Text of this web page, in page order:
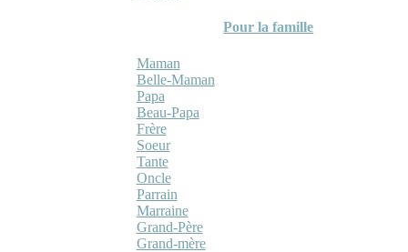
Pour la famille
Maman
Belle-Maman
Papa
Beau-Papa
Frère
Soeur
Tante
Oncle
Parrain
Marraine
Grand-Père
Grand-mère